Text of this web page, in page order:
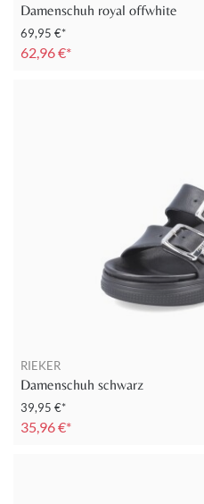
Damenschuh royal offwhite
69,95 €*
62,96 €*
RIEKER
Damenschuh schwarz
39,95 €*
35,96 €*